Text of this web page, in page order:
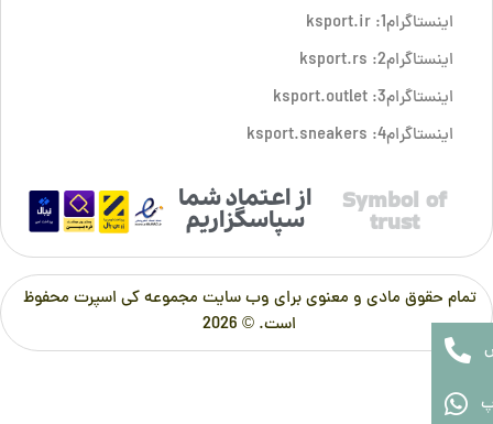
اینستاگرام1: ksport.ir
اینستاگرام2: ksport.rs
اینستاگرام3: ksport.outlet
اینستاگرام4: ksport.sneakers
Symbol of
trust
از اعتماد شما
سپاسگزاریم
تمام حقوق مادی و معنوی برای وب سایت مجموعه کی اسپرت محفوظ
است. © 2026